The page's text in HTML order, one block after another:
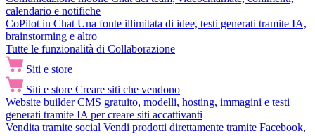
calendario e notifiche
CoPilot in Chat Una fonte illimitata di idee, testi generati tramite IA,
brainstorming e altro
Tutte le funzionalità di Collaborazione
Siti e store
Siti e store Creare siti che vendono
Website builder CMS gratuito, modelli, hosting, immagini e testi
generati tramite IA per creare siti accattivanti
Vendita tramite social Vendi prodotti direttamente tramite Facebook,